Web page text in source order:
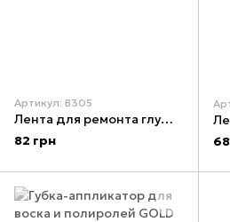
Артикул: B305
Лента для ремонта глушителей BOND BANDEX 5 см на 1 м К2 B305
82 грн